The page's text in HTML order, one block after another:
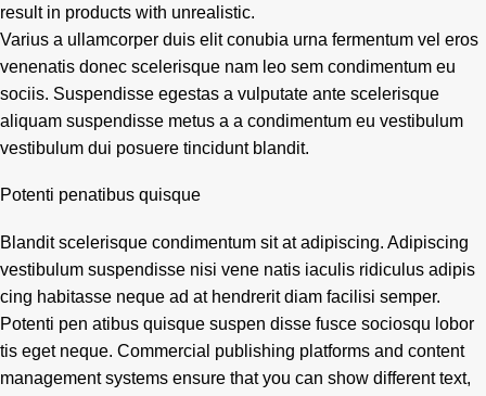
result in products with unrealistic.
Varius a ullamcorper duis elit conubia urna fermentum vel eros
venenatis donec scelerisque nam leo sem condimentum eu
sociis. Suspendisse egestas a vulputate ante scelerisque
aliquam suspendisse metus a a condimentum eu vestibulum
vestibulum dui posuere tincidunt blandit.
Potenti penatibus quisque
Blandit scelerisque condimentum sit at adipiscing. Adipiscing
vestibulum suspendisse nisi vene natis iaculis ridiculus adipis
cing habitasse neque ad at hendrerit diam facilisi semper.
Potenti pen atibus quisque suspen disse fusce sociosqu lobor
tis eget neque. Commercial publishing platforms and content
management systems ensure that you can show different text,